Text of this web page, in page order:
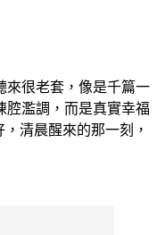
來很老套，像是千篇一
腔濫調，而是真實幸福
清晨醒來的那一刻，